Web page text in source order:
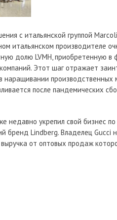
с итальянской группой
итальянском производителе
долю LVMH, приобретенную в
Этот шаг отражает
после пандемических
недавно укрепил свой бизнес
бренд Lindberg. Владелец Gucci
от оптовых продаж